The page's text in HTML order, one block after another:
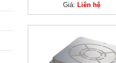
Giá: Liên hệ